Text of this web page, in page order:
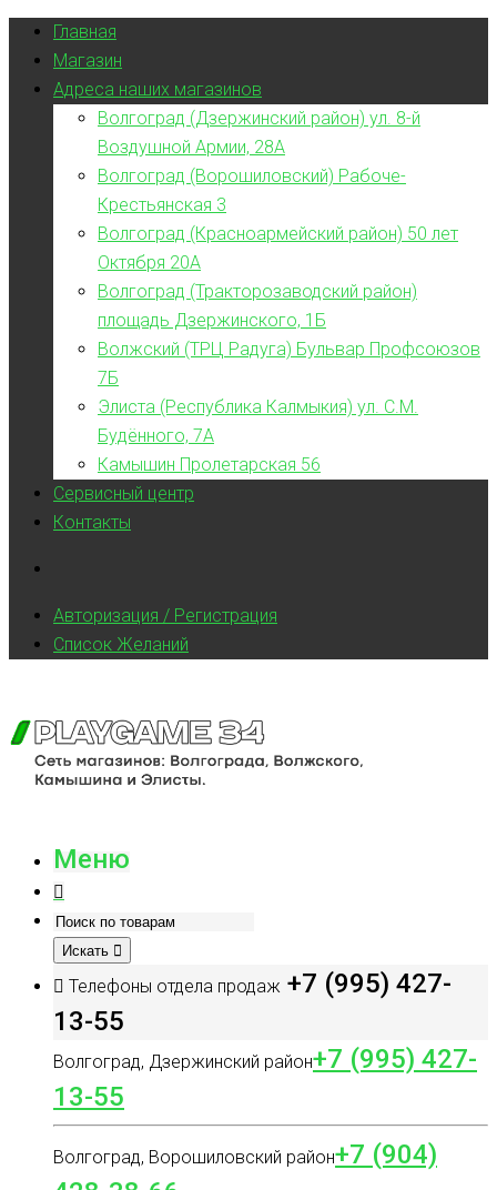
Главная
Магазин
Адреса наших магазинов
Волгоград (Дзержинский район) ул. 8-й
Воздушной Армии, 28А
Волгоград (Ворошиловский) Рабоче-
Крестьянская 3
Волгоград (Красноармейский район) 50 лет
Октября 20А
Волгоград (Тракторозаводский район)
площадь Дзержинского, 1Б
Волжский (ТРЦ Радуга) Бульвар Профсоюзов
7Б
Элиста (Республика Калмыкия) ул. С.М.
Будённого, 7А
Камышин Пролетарская 56
Сервисный центр
Контакты
Авторизация / Регистрация
Список Желаний
Меню
Искать
Телефоны отдела продаж +7 (995) 427-
13-55
Волгоград, Дзержинский район+7 (995) 427-
13-55
Волгоград, Ворошиловский район+7 (904)